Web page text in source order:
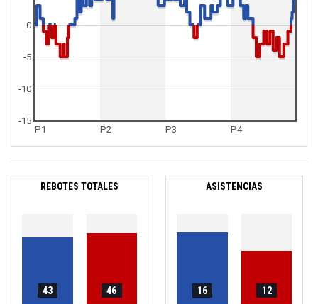
P1 P2 P3 P4
0
-15
-10
-5
REBOTES TOTALES
43 46
ASISTENCIAS
16 12